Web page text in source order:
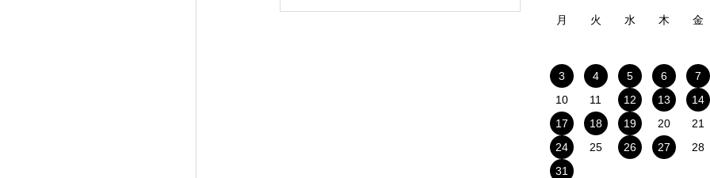
月 火 水 木 金
3 4 5 6
7
10
11 12 13
14
17
18 19 20
21
24
25 26 27
28
31